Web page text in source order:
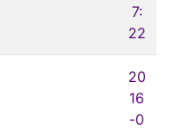
7:
22
20
16
-0